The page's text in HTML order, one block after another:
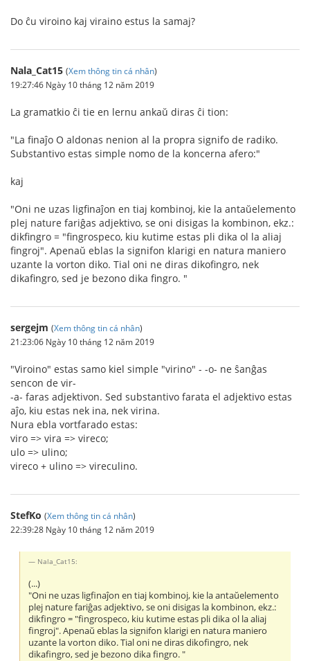
Do ĉu viroino kaj viraino estus la samaj?
Nala_Cat15 (Xem thông tin cá nhân)
19:27:46 Ngày 10 tháng 12 năm 2019
La gramatkio ĉi tie en lernu ankaŭ diras ĉi tion:
"La finaĵo O aldonas nenion al la propra signifo de radiko.
Substantivo estas simple nomo de la koncerna afero:"
kaj
"Oni ne uzas ligfinaĵon en tiaj kombinoj, kie la antaŭelemento
plej nature fariĝas adjektivo, se oni disigas la kombinon, ekz.:
dikfingro = "fingrospeco, kiu kutime estas pli dika ol la aliaj
fingroj". Apenaŭ eblas la signifon klarigi en natura maniero
uzante la vorton diko. Tial oni ne diras dikofingro, nek
dikafingro, sed je bezono dika fingro. "
sergejm (Xem thông tin cá nhân)
21:23:06 Ngày 10 tháng 12 năm 2019
"Viroino" estas samo kiel simple "virino" - -o- ne ŝanĝas
sencon de vir-
-a- faras adjektivon. Sed substantivo farata el adjektivo estas
aĵo, kiu estas nek ina, nek virina.
Nura ebla vortfarado estas:
viro => vira => vireco;
ulo => ulino;
vireco + ulino => vireculino.
StefKo (Xem thông tin cá nhân)
22:39:28 Ngày 10 tháng 12 năm 2019
Nala_Cat15:
(...)
"Oni ne uzas ligfinaĵon en tiaj kombinoj, kie la antaŭelemento
plej nature fariĝas adjektivo, se oni disigas la kombinon, ekz.:
dikfingro = "fingrospeco, kiu kutime estas pli dika ol la aliaj
fingroj". Apenaŭ eblas la signifon klarigi en natura maniero
uzante la vorton diko. Tial oni ne diras dikofingro, nek
dikafingro, sed je bezono dika fingro. "